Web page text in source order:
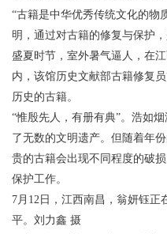
“古籍是中华优秀传统文化的物
明，通过对古籍的修复与保护
盛夏时节，室外暑气逼人，在
内，该馆历史文献部古籍修复
历史的古籍。
“惟殷先人，有册有典”。浩如
了无数的文明遗产。但随着年
贵的古籍会出现不同程度的破
保护工作。
7月12日，江西南昌，翁妍钰
平。刘力鑫 摄